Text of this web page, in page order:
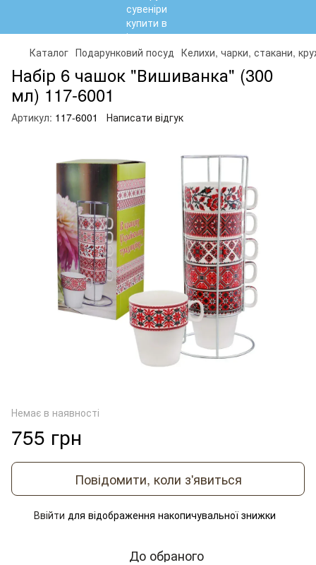
Каталог Подарунковий посуд Келихи, чарки, стакани,
Набір 6 чашок "Вишиванка" (300
мл) 117-6001
Артикул: 117-6001 Написати відгук
Немає в наявності
755 грн
Повідомити, коли з'явиться
Ввійти для відображення накопичувальної знижки
До обраного